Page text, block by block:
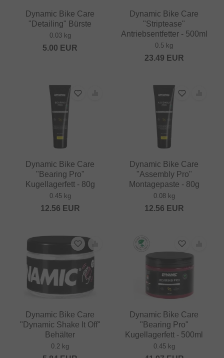
Dynamic Bike Care
"Detailing" Bürste
0.03 kg
5.00 EUR
Dynamic Bike Care
"Striptease"
Antriebsentfetter - 500ml
0.5 kg
23.49 EUR
Dynamic Bike Care
"Bearing Pro"
Kugellagerfett - 80g
0.45 kg
12.56 EUR
Dynamic Bike Care
"Assembly Pro"
Montagepaste - 80g
0.08 kg
12.56 EUR
Dynamic Bike Care
"Dynamic Shake It Off"
Behälter
0.2 kg
Dynamic Bike Care
"Bearing Pro"
Kugellagerfett - 500ml
0.45 kg